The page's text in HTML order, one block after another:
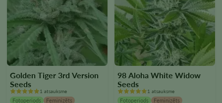
Golden Tiger 3rd Version
Seeds
1 atsauksme
Fotoperiods Feminizēts
98 Aloha White Widow
Seeds
1 atsauksme
Fotoperiods Feminizēts